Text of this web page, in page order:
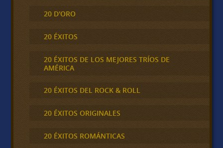
20 D'ORO
20 ÉXITOS
20 ÉXITOS DE LOS MEJORES TRÍOS DE
AMÉRICA
20 ÉXITOS DEL ROCK & ROLL
20 ÉXITOS ORIGINALES
20 ÉXITOS ROMÁNTICAS